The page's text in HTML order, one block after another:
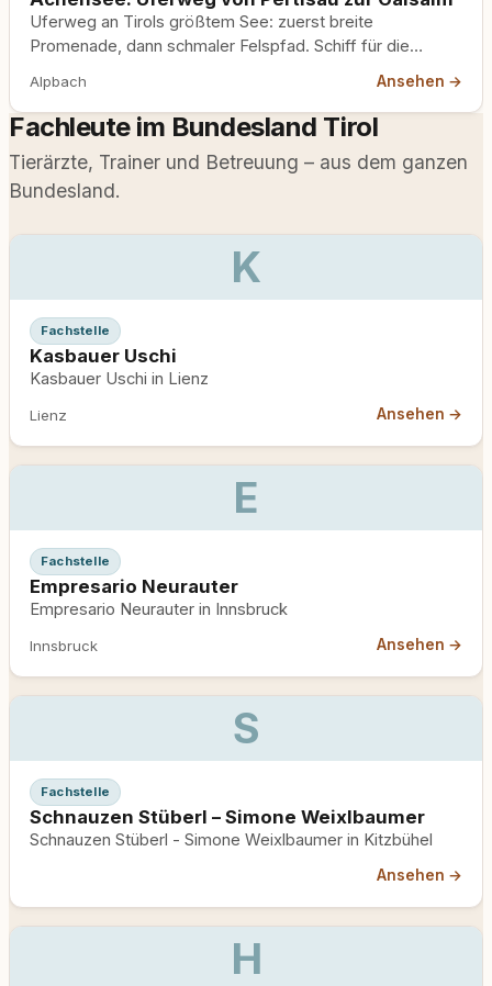
Uferweg an Tirols größtem See: zuerst breite
Promenade, dann schmaler Felspfad. Schiff für die
Alpbach Ansehen →
Fachleute im Bundesland Tirol
Tierärzte, Trainer und Betreuung – aus dem ganzen
Bundesland.
K
Fachstelle
Kasbauer Uschi
Kasbauer Uschi in Lienz
Lienz Ansehen →
E
Fachstelle
Empresario Neurauter
Empresario Neurauter in Innsbruck
Innsbruck Ansehen →
S
Fachstelle
Schnauzen Stüberl – Simone Weixlbaumer
Schnauzen Stüberl - Simone Weixlbaumer in Kitzbühel
Ansehen →
H